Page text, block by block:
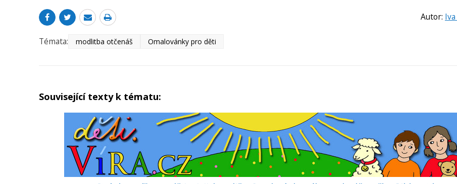
Autor:
Témata: modlitba otčenáš Omalovánky pro děti
Související texty k tématu: